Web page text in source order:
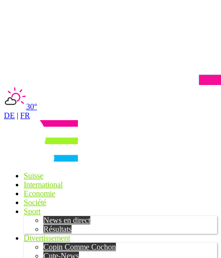
30°
DE | FR
Suisse
International
Economie
Société
Sport
News en direct
Résultats
Divertissement
Copin Comme Cochon
Cute-News